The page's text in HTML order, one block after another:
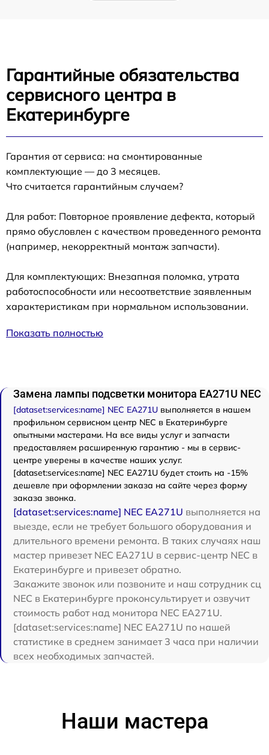
Гарантийные обязательства
сервисного центра в
Екатеринбурге
Гарантия от сервиса: на смонтированные
комплектующие — до 3 месяцев.
Что считается гарантийным случаем?
Для работ: Повторное проявление дефекта, который
прямо обусловлен с качеством проведенного ремонта
(например, некорректный монтаж запчасти).
Для комплектующих: Внезапная поломка, утрата
работоспособности или несоответствие заявленным
характеристикам при нормальном использовании.
Показать полностью
Замена лампы подсветки монитора EA271U NEC
[dataset:services:name] NEC EA271U выполняется в нашем
профильном сервисном центр NEC в Екатеринбурге
опытными мастерами. На все виды услуг и запчасти
предоставляем расширенную гарантию - мы в сервис-
центре уверены в качестве наших услуг.
[dataset:services:name] NEC EA271U будет стоить на -15%
дешевле при оформлении заказа на сайте через форму
заказа звонка.
[dataset:services:name] NEC EA271U выполняется на
выезде, если не требует большого оборудования и
длительного времени ремонта. В таких случаях наш
мастер привезет NEC EA271U в сервис-центр NEC в
Екатеринбурге и привезет обратно.
Закажите звонок или позвоните и наш сотрудник сц
NEC в Екатеринбурге проконсультирует и озвучит
стоимость работ над монитора NEC EA271U.
[dataset:services:name] NEC EA271U по нашей
статистике в среднем занимает 3 часа при наличии
всех необходимых запчастей.
Наши мастера